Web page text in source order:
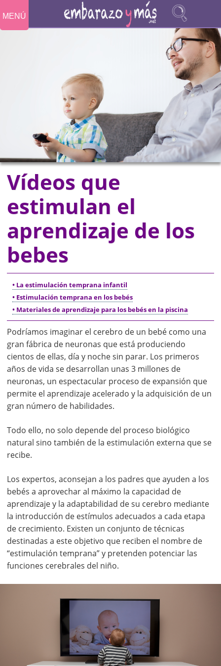
MENÚ
Vídeos que
estimulan el
aprendizaje de los
bebes
• La estimulación temprana infantil
• Estimulación temprana en los bebés
• Materiales de aprendizaje para los bebés en la piscina
Podríamos imaginar el cerebro de un bebé como una
gran fábrica de neuronas que está produciendo
cientos de ellas, día y noche sin parar. Los primeros
años de vida se desarrollan unas 3 millones de
neuronas, un espectacular proceso de expansión que
permite el aprendizaje acelerado y la adquisición de un
gran número de habilidades.
Todo ello, no solo depende del proceso biológico
natural sino también de la estimulación externa que se
recibe.
Los expertos, aconsejan a los padres que ayuden a los
bebés a aprovechar al máximo la capacidad de
aprendizaje y la adaptabilidad de su cerebro mediante
la introducción de estímulos adecuados a cada etapa
de crecimiento. Existen un conjunto de técnicas
destinadas a este objetivo que reciben el nombre de
“estimulación temprana” y pretenden potenciar las
funciones cerebrales del niño.